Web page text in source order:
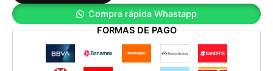
de
J.
González
Compra rápida Whastapp
FORMAS DE PAGO